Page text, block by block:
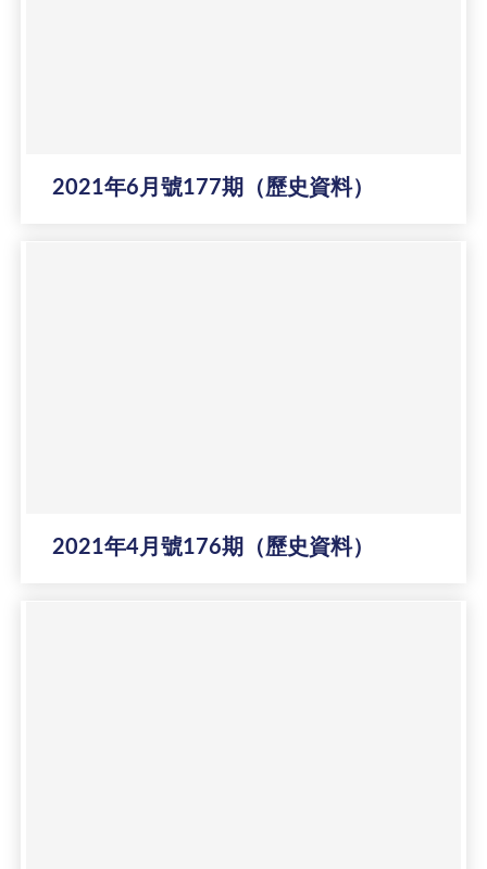
2021年6月號177期（歷史資料）
2021年4月號176期（歷史資料）